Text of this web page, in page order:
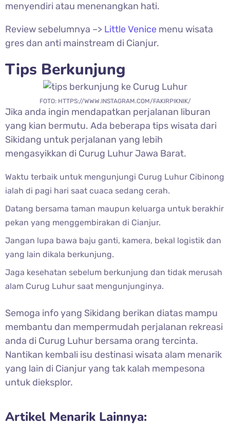
menyendiri atau menenangkan hati.
Review sebelumnya –> Little Venice menu wisata
gres dan anti mainstream di Cianjur.
Tips Berkunjung
FOTO: HTTPS://WWW.INSTAGRAM.COM/FAKIRPIKNIK/
Jika anda ingin mendapatkan perjalanan liburan
yang kian bermutu. Ada beberapa tips wisata dari
Sikidang untuk perjalanan yang lebih
mengasyikkan di Curug Luhur Jawa Barat.
Waktu terbaik untuk mengunjungi Curug Luhur Cibinong
ialah di pagi hari saat cuaca sedang cerah.
Datang bersama taman maupun keluarga untuk berakhir
pekan yang menggembirakan di Cianjur.
Jangan lupa bawa baju ganti, kamera, bekal logistik dan
yang lain dikala berkunjung.
Jaga kesehatan sebelum berkunjung dan tidak merusah
alam Curug Luhur saat mengunjunginya.
Semoga info yang Sikidang berikan diatas mampu
membantu dan mempermudah perjalanan rekreasi
anda di Curug Luhur bersama orang tercinta.
Nantikan kembali isu destinasi wisata alam menarik
yang lain di Cianjur yang tak kalah mempesona
untuk dieksplor.
Artikel Menarik Lainnya: